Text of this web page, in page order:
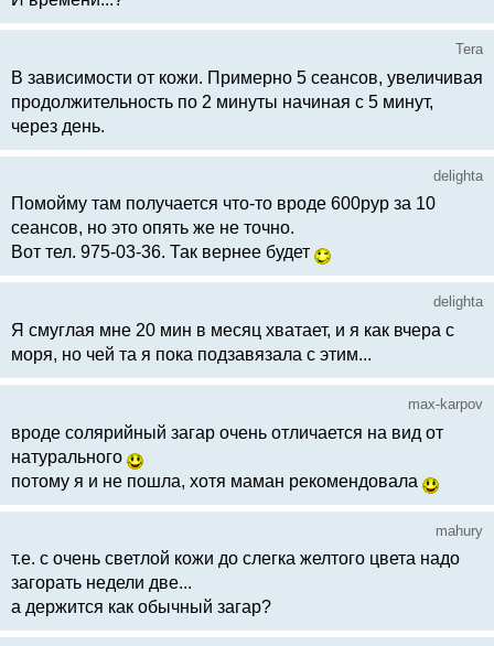
Tera
В зависимости от кожи. Примерно 5 сеансов, увеличивая
продолжительность по 2 минуты начиная с 5 минут,
через день.
delighta
Помойму там получается что-то вроде 600рур за 10
сеансов, но это опять же не точно.
Вот тел. 975-03-36. Так вернее будет
delighta
Я смуглая мне 20 мин в месяц хватает, и я как вчера с
моря, но чей та я пока подзавязала с этим...
max-karpov
вроде солярийный загар очень отличается на вид от
натурального
потому я и не пошла, хотя маман рекомендовала
mahury
т.е. с очень светлой кожи до слегка желтого цвета надо
загорать недели две...
а держится как обычный загар?